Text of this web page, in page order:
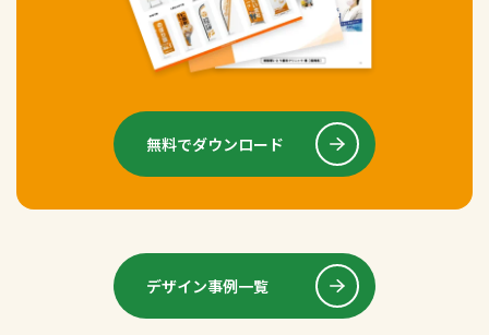
無料でダウンロード
デザイン事例一覧